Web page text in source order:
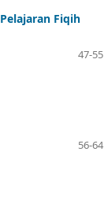
Fiqih
47-55
56-64